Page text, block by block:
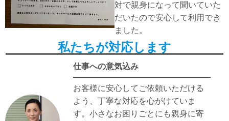
対で親身になって聞いていた
だいたので安心して利用でき
ました。
私たちが対応します
仕事への意気込み
お客様に安心してご依頼いただける
よう、丁寧な対応を心がけていま
す。小さなお困りごとにも親身に寄